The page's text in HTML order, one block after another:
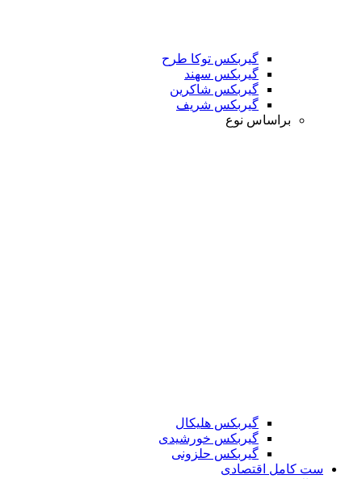
گیربکس توکا طرح
گیربکس سهند
گیربکس شاکرین
گیربکس شریف
براساس نوع
گیربکس هلیکال
گیربکس خورشیدی
گیربکس حلزونی
ست کامل اقتصادی